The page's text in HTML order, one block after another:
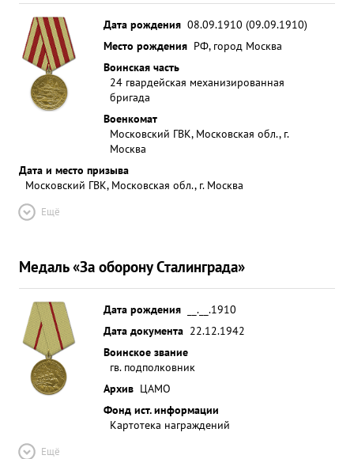
Дата рождения 08.09.1910 (09.09.1910)
Место рождения РФ, город Москва
Воинская часть
24 гвардейская механизированная
бригада
Военкомат
Московский ГВК, Московская обл., г.
Москва
Дата и место призыва
Московский ГВК, Московская обл., г. Москва
Ещё
Медаль «За оборону Сталинграда»
Дата рождения
__.__.1910
Дата документа 22.12.1942
Воинское звание
гв. подполковник
Архив ЦАМО
Фонд ист. информации
Картотека награждений
Ещё